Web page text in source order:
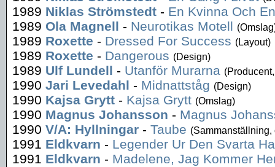
1989 Niklas Strömstedt - En Kvinna Och
1989 Ola Magnell - Neurotikas Motell
1989 Roxette - Dressed For Success (Layout)
1989 Roxette - Dangerous (Design)
1989 Ulf Lundell - Utanför Murarna
1990 Jari Levedahl - Midnattståg (Design)
1990 Kajsa Grytt - Kajsa Grytt (Omslag)
1990 Magnus Johansson - Magnus
1990 V/A: Hyllningar - Taube (Sammanställning,
1991 Eldkvarn - Legender Ur Den Svarta
1991 Eldkvarn - Madelene, Jag Kommer